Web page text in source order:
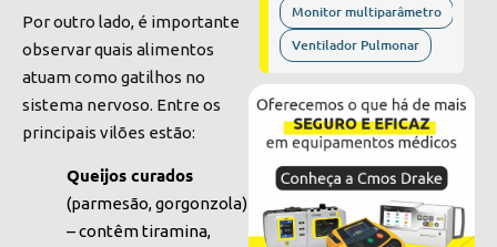
Por outro lado, é importante
observar quais alimentos
atuam como gatilhos no
sistema nervoso. Entre os
principais vilões estão:
Queijos curados
(parmesão, gorgonzola)
– contêm tiramina,
Monitor multiparâmetro
Ventilador Pulmonar